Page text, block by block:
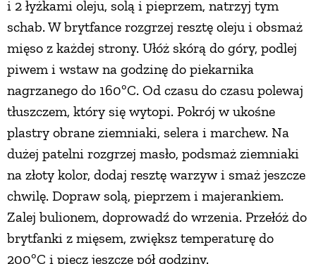
i 2 łyżkami oleju, solą i pieprzem, natrzyj tym
schab. W brytfance rozgrzej resztę oleju i obsmaż
mięso z każdej strony. Ułóż skórą do góry, podlej
piwem i wstaw na godzinę do piekarnika
nagrzanego do 160ºC. Od czasu do czasu polewaj
tłuszczem, który się wytopi. Pokrój w ukośne
plastry obrane ziemniaki, selera i marchew. Na
dużej patelni rozgrzej masło, podsmaż ziemniaki
na złoty kolor, dodaj resztę warzyw i smaż jeszcze
chwilę. Dopraw solą, pieprzem i majerankiem.
Zalej bulionem, doprowadź do wrzenia. Przełóż do
brytfanki z mięsem, zwiększ temperaturę do
200ºC i piecz jeszcze pół godziny.